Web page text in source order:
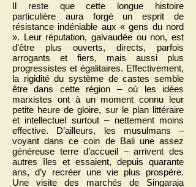
Il reste que cette longue histoire
particulière aura forgé un esprit de
résistance indéniable aux « gens du nord
». Leur réputation, galvaudée ou non, est
d’être plus ouverts, directs, parfois
arrogants et fiers, mais aussi plus
progressistes et égalitaires. Effectivement,
la rigidité du système de castes semble
être dans cette région – où les idées
marxistes ont à un moment connu leur
petite heure de gloire, sur le plan littéraire
et intellectuel surtout – nettement moins
effective. D’ailleurs, les musulmans –
voyant dans ce coin de Bali une assez
généreuse terre d’accueil – arrivent des
autres îles et essaient, depuis quarante
ans, d’y recréer une vie plus prospère.
Une visite des marchés de Singaraja